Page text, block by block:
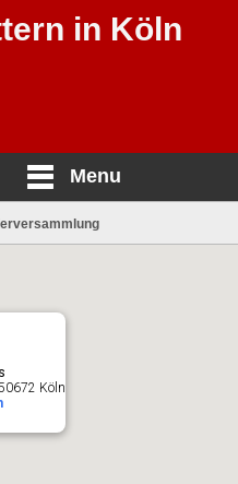
in Köln
Menu
Köln